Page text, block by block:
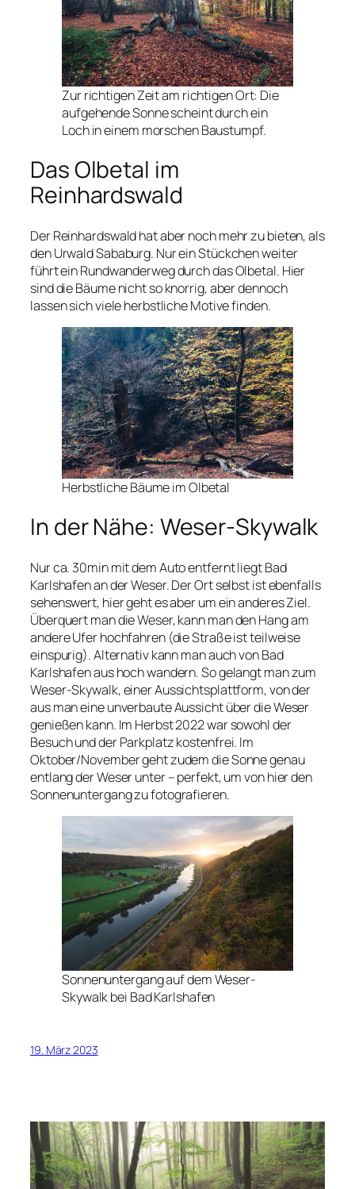
Zur richtigen Zeit am richtigen Ort: Die
aufgehende Sonne scheint durch ein
Loch in einem morschen Baustumpf.
Das Olbetal im
Reinhardswald
Der Reinhardswald hat aber noch mehr zu bieten, als
den Urwald Sababurg. Nur ein Stückchen weiter
führt ein Rundwanderweg durch das Olbetal. Hier
sind die Bäume nicht so knorrig, aber dennoch
lassen sich viele herbstliche Motive finden.
Herbstliche Bäume im Olbetal
In der Nähe: Weser-Skywalk
Nur ca. 30min mit dem Auto entfernt liegt Bad
Karlshafen an der Weser. Der Ort selbst ist ebenfalls
sehenswert, hier geht es aber um ein anderes Ziel.
Überquert man die Weser, kann man den Hang am
andere Ufer hochfahren (die Straße ist teilweise
einspurig). Alternativ kann man auch von Bad
Karlshafen aus hoch wandern. So gelangt man zum
Weser-Skywalk, einer Aussichtsplattform, von der
aus man eine unverbaute Aussicht über die Weser
genießen kann. Im Herbst 2022 war sowohl der
Besuch und der Parkplatz kostenfrei. Im
Oktober/November geht zudem die Sonne genau
entlang der Weser unter – perfekt, um von hier den
Sonnenuntergang zu fotografieren.
Sonnenuntergang auf dem Weser-
Skywalk bei Bad Karlshafen
19. März 2023